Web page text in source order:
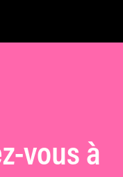
vous à